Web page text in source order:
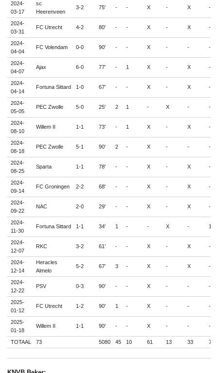
2024-
03-17
sc
Heerenveen
3-2 75' - - X - X -
2024-
03-31
FC Utrecht 4-2 80' - - X - X -
2024-
04-04
FC Volendam 0-0 90' - - X - - -
2024-
04-07
Ajax 6-0 77' - 1 X - X -
2024-
04-14
Fortuna Sittard 1-0 67' - - X - X -
2024-
05-05
PEC Zwolle 5-0 25' 2 1 - X - -
2024-
08-10
Willem II 1-1 73' - 1 X - X -
2024-
08-18
PEC Zwolle 5-1 90' 2 - X - - -
2024-
08-25
Sparta 1-1 78' - - X - X -
2024-
09-14
FC Groningen 2-2 68' - - X - X -
2024-
09-22
NAC 2-0 29' - - X - X -
2024-
11-30
Fortuna Sittard 1-1 34' 1 - - X - 1
2024-
12-07
RKC 3-2 61' - - X - X -
2024-
12-14
Heracles
Almelo
5-2 67' 3 - X - X -
2024-
12-22
PSV 0-3 90' - - X - - -
2025-
01-12
FC Utrecht 1-2 90' 1 - X - - -
2025-
01-18
Willem II 1-1 90' - - X - - -
TOTAAL 73 5080 45 10 61 13 33 7